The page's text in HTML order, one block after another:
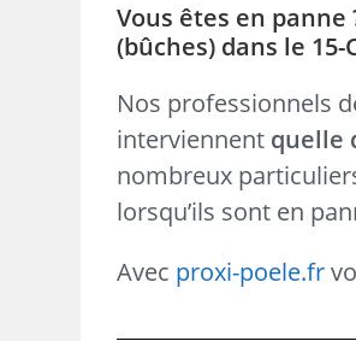
Vous êtes en
(bûches) dans le
Nos professionnels
interviennent quelle
nombreux
lorsqu’ils sont en
Avec proxi-poele.fr